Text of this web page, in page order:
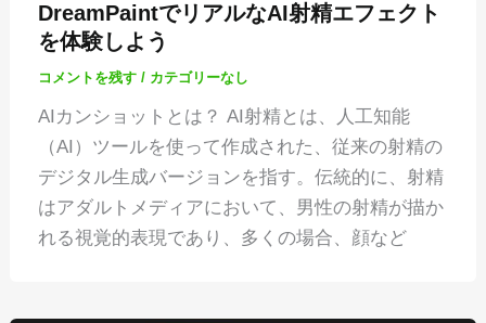
DreamPaintでリアルなAI射精エフェクト
を体験しよう
コメントを残す / カテゴリーなし
AIカンショットとは？ AI射精とは、人工知能
（AI）ツールを使って作成された、従来の射精の
デジタル生成バージョンを指す。伝統的に、射精
はアダルトメディアにおいて、男性の射精が描か
れる視覚的表現であり、多くの場合、顔など